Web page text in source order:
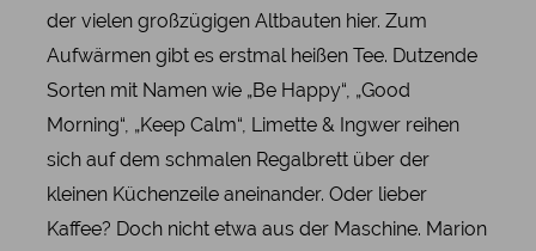
der vielen großzügigen Altbauten hier. Zum
Aufwärmen gibt es erstmal heißen Tee. Dutzende
Sorten mit Namen wie „Be Happy“, „Good
Morning“, „Keep Calm“, Limette & Ingwer reihen
sich auf dem schmalen Regalbrett über der
kleinen Küchenzeile aneinander. Oder lieber
Kaffee? Doch nicht etwa aus der Maschine. Marion